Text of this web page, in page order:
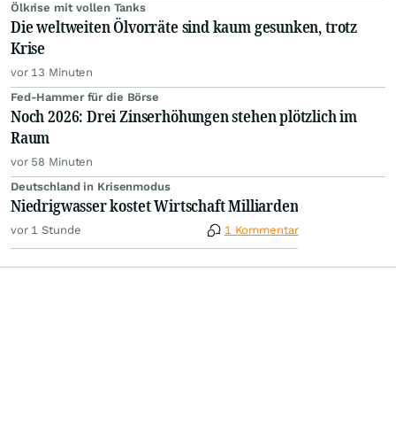
Ölkrise mit vollen Tanks
Die weltweiten Ölvorräte sind kaum gesunken, trotz
Krise
vor 13 Minuten
Fed-Hammer für die Börse
Noch 2026: Drei Zinserhöhungen stehen plötzlich im
Raum
vor 58 Minuten
Deutschland in Krisenmodus
Niedrigwasser kostet Wirtschaft Milliarden
vor 1 Stunde 1 Kommentar